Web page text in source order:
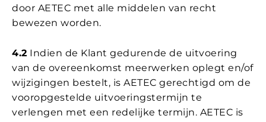
door AETEC met alle middelen van recht
bewezen worden.
4.2 Indien de Klant gedurende de uitvoering
van de overeenkomst meerwerken oplegt en/of
wijzigingen bestelt, is AETEC gerechtigd om de
vooropgestelde uitvoeringstermijn te
verlengen met een redelijke termijn. AETEC is